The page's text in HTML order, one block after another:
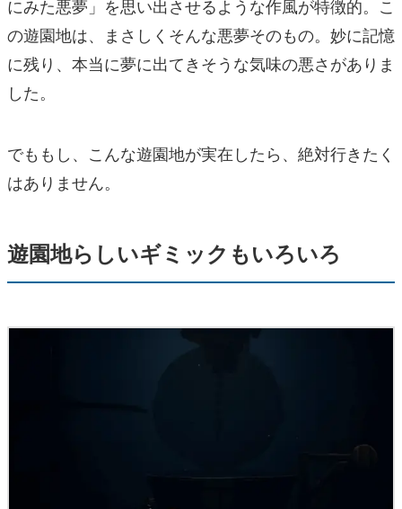
にみた悪夢」を思い出させるような作風が特徴的。こ
の遊園地は、まさしくそんな悪夢そのもの。妙に記憶
に残り、本当に夢に出てきそうな気味の悪さがありま
した。
でももし、こんな遊園地が実在したら、絶対行きたく
はありません。
遊園地らしいギミックもいろいろ